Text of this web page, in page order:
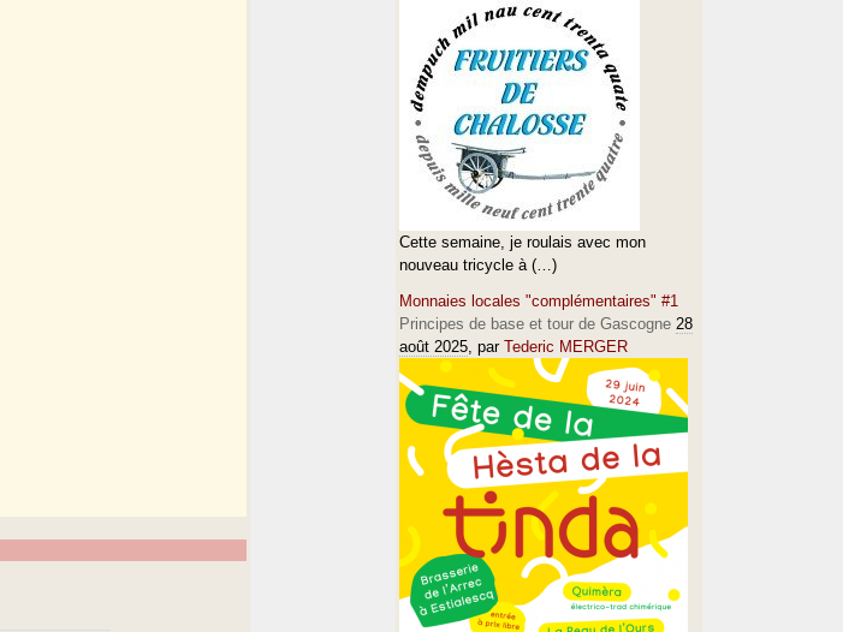
Cette semaine, je roulais avec mon
nouveau tricycle à (…)
Monnaies locales "complémentaires" #1
Principes de base et tour de Gascogne 28
août 2025, par Tederic MERGER